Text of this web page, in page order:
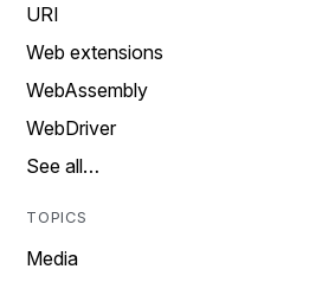
URI
Web extensions
WebAssembly
WebDriver
See all…
TOPICS
Media